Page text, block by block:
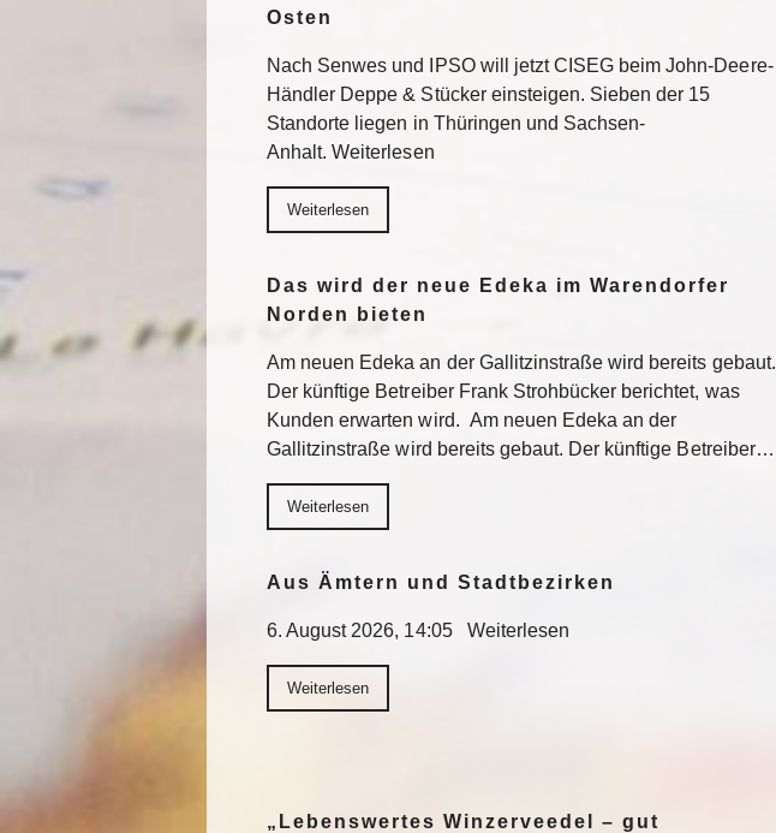
Osten
Nach Senwes und IPSO will jetzt CISEG beim John-Deere-
Händler Deppe & Stücker einsteigen. Sieben der 15
Standorte liegen in Thüringen und Sachsen-
Anhalt. Weiterlesen
Weiterlesen
Das wird der neue Edeka im Warendorfer
Norden bieten
Am neuen Edeka an der Gallitzinstraße wird bereits gebaut.
Der künftige Betreiber Frank Strohbücker berichtet, was
Kunden erwarten wird. Am neuen Edeka an der
Gallitzinstraße wird bereits gebaut. Der künftige Betreiber…
Weiterlesen
Aus Ämtern und Stadtbezirken
6. August 2026, 14:05 Weiterlesen
Weiterlesen
„Lebenswertes Winzerveedel – gut